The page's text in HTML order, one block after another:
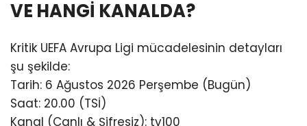
VE HANGİ KANALDA?
Kritik UEFA Avrupa Ligi mücadelesinin detayları
şu şekilde:
Tarih: 6 Ağustos 2026 Perşembe (Bugün)
Saat: 20.00 (TSİ)
Kanal (Canlı & Şifresiz): tv100